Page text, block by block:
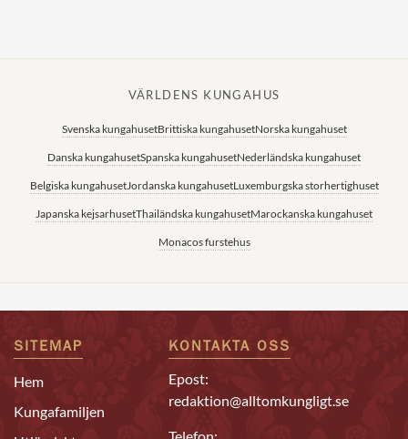
VÄRLDENS KUNGAHUS
Svenska kungahusetBrittiska kungahusetNorska kungahuset
Danska kungahusetSpanska kungahusetNederländska kungahuset
Belgiska kungahusetJordanska kungahusetLuxemburgska storhertighuset
Japanska kejsarhusetThailändska kungahusetMarockanska kungahuset
Monacos furstehus
SITEMAP
Hem
Kungafamiljen
KONTAKTA OSS
Epost:
redaktion@alltomkungligt.se